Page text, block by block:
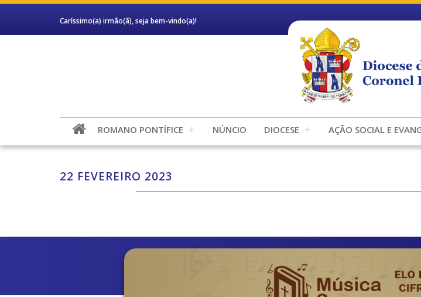
Caríssimo(a) irmão(ã), seja bem-vindo(a)!
ROMANO PONTÍFICE NÚNCIO DIOCESE AÇÃO SOCIAL E
22 FEVEREIRO 2023